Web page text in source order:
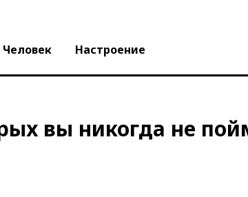
Человек Настроение
вы никогда не